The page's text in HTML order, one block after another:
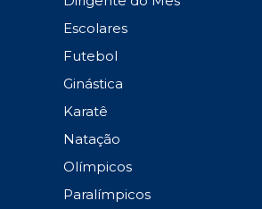
Escolares
Futebol
Ginástica
Karatê
Natação
Olímpicos
Paralímpicos